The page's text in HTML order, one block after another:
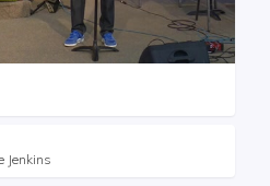
Jenkins